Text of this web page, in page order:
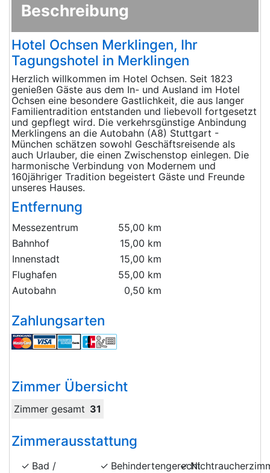
Beschreibung
Hotel Ochsen Merklingen, Ihr
Tagungshotel in Merklingen
Herzlich willkommen im Hotel Ochsen. Seit 1823
genießen Gäste aus dem In- und Ausland im Hotel
Ochsen eine besondere Gastlichkeit, die aus langer
Familientradition entstanden und liebevoll fortgesetzt
und gepflegt wird. Die verkehrsgünstige Anbindung
Merklingens an die Autobahn (A8) Stuttgart -
München schätzen sowohl Geschäftsreisende als
auch Urlauber, die einen Zwischenstop einlegen. Die
harmonische Verbindung von Modernem und
160jähriger Tradition begeistert Gäste und Freunde
unseres Hauses.
Entfernung
Messezentrum
55,00 km
Bahnhof
15,00 km
Innenstadt
15,00 km
Flughafen
55,00 km
Autobahn
0,50 km
Zahlungsarten
Zimmer Übersicht
Zimmer gesamt 31
Zimmerausstattung
Bad /
Behindertengerecht